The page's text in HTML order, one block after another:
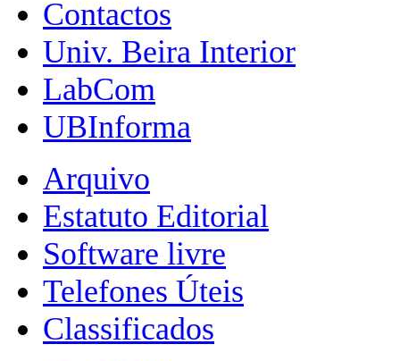
Contactos
Univ. Beira Interior
LabCom
UBInforma
Arquivo
Estatuto Editorial
Software livre
Telefones Úteis
Classificados